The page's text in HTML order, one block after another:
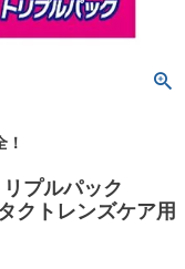
プルパック
クトレンズケア用